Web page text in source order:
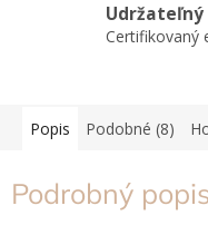
Certifikovaný
Popis Podobné (8)
Podrobný popis